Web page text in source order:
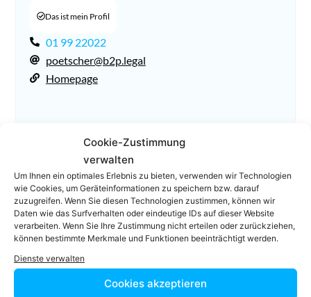
Cookie-Zustimmung
verwalten
Um Ihnen ein optimales Erlebnis zu bieten, verwenden wir Technologien
wie Cookies, um Geräteinformationen zu speichern bzw. darauf
zuzugreifen. Wenn Sie diesen Technologien zustimmen, können wir
Daten wie das Surfverhalten oder eindeutige IDs auf dieser Website
verarbeiten. Wenn Sie Ihre Zustimmung nicht erteilen oder zurückziehen,
können bestimmte Merkmale und Funktionen beeinträchtigt werden.
Dienste verwalten
Cookies akzeptieren
Das ist mein Profil
01 99 22022
poetscher@b2p.legal
Homepage
Facebook Twitter
LinkedIn